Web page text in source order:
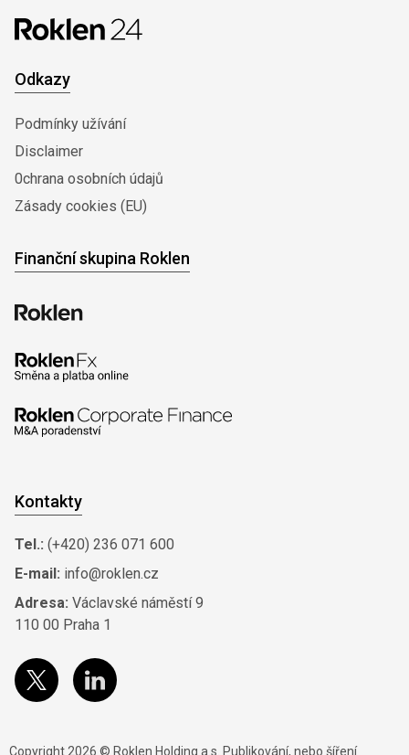
Odkazy
Podmínky užívání
Disclaimer
0chrana osobních údajů
Zásady cookies (EU)
Finanční skupina Roklen
Kontakty
Tel.: (+420) 236 071 600
E-mail: info@roklen.cz
Adresa: Václavské náměstí 9
110 00 Praha 1
Copyright 2026 © Roklen Holding a.s. Publikování, nebo šíření